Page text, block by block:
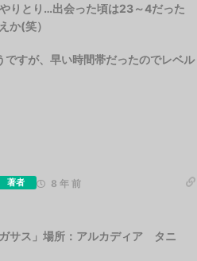
りとり…出会った頃は23～4だった
か(笑）
すが、早い時間帯だったのでレベル
著者 8 年 前
サス」場所：アルカディア タニ